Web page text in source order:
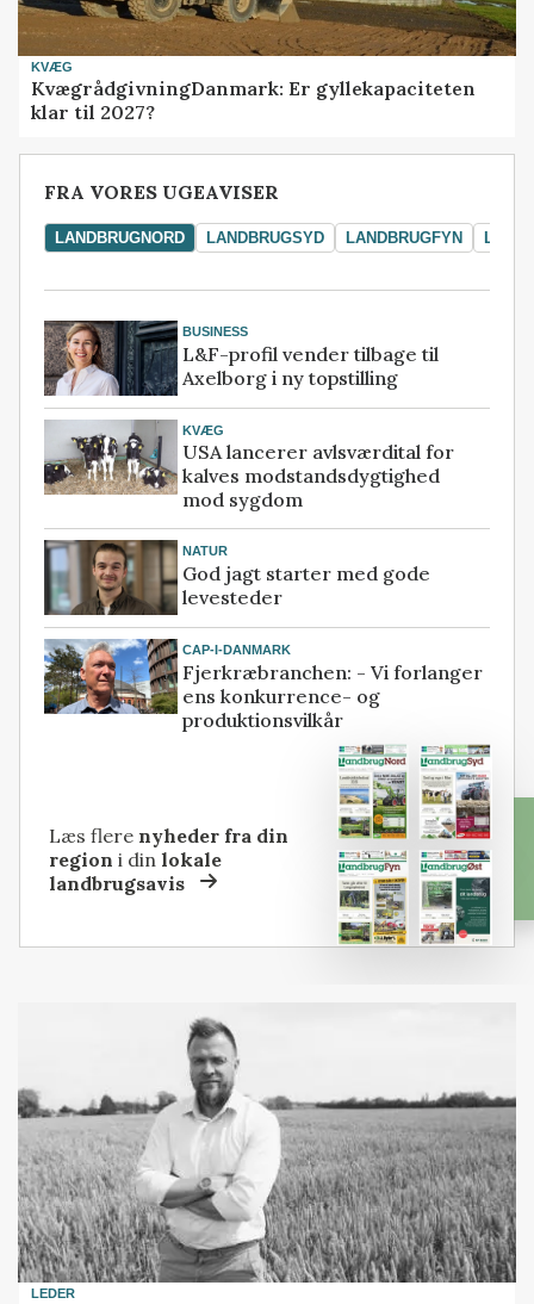
KVÆG
KvægrådgivningDanmark: Er gyllekapaciteten
klar til 2027?
FRA VORES UGEAVISER
LANDBRUGNORD LANDBRUGSYD LANDBRUGFYN
BUSINESS
L&F-profil vender tilbage til
Axelborg i ny topstilling
KVÆG
USA lancerer avlsværdital for
kalves modstandsdygtighed
mod sygdom
NATUR
God jagt starter med gode
levesteder
CAP-I-DANMARK
Fjerkræbranchen: - Vi forlanger
ens konkurrence- og
produktionsvilkår
Læs flere nyheder fra din
region i dinlokale
landbrugsavis
LEDER